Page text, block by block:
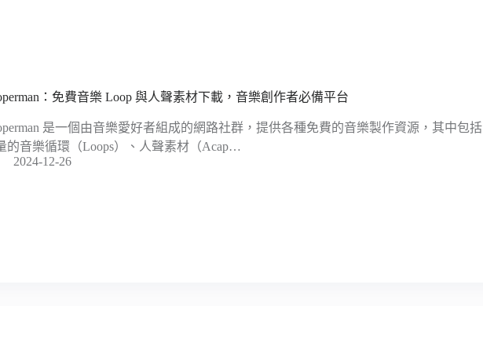
：免費音樂 Loop 與人聲素材下載，音樂創作者必備平台
是一個由音樂愛好者組成的網路社群，提供各種免費的音樂製作資源，其中包括
的音樂循環（Loops）、人聲素材（Acap…
2024-12-26